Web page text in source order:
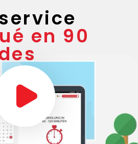
en 90